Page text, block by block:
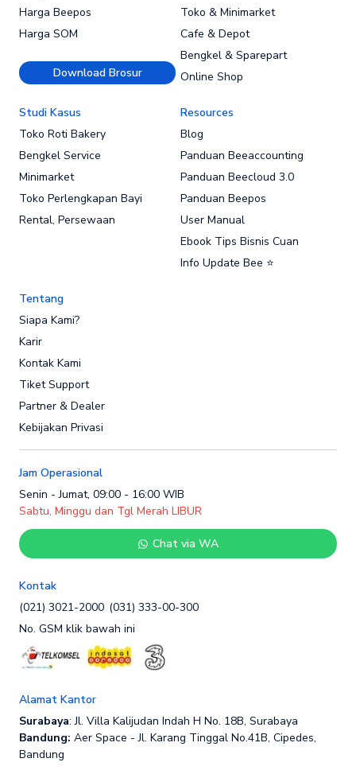
Harga Beepos
Harga SOM
Download Brosur
Toko & Minimarket
Cafe & Depot
Bengkel & Sparepart
Online Shop
Studi Kasus
Toko Roti Bakery
Bengkel Service
Minimarket
Toko Perlengkapan Bayi
Rental, Persewaan
Resources
Blog
Panduan Beeaccounting
Panduan Beecloud 3.0
Panduan Beepos
User Manual
Ebook Tips Bisnis Cuan
Info Update Bee ⭐
Tentang
Siapa Kami?
Karir
Kontak Kami
Tiket Support
Partner & Dealer
Kebijakan Privasi
Jam Operasional
Senin - Jumat, 09:00 - 16:00 WIB
Sabtu, Minggu dan Tgl Merah LIBUR
Chat via WA
Kontak
(021) 3021-2000 (031) 333-00-300
No. GSM klik bawah ini
Alamat Kantor
Surabaya: Jl. Villa Kalijudan Indah H No. 18B, Surabaya
Bandung: Aer Space - Jl. Karang Tinggal No.41B, Cipedes,
Bandung